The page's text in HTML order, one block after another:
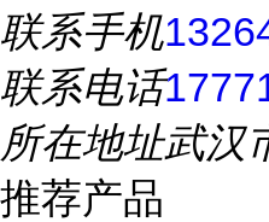
联系手机
联系电话
所在地址武汉
推荐产品